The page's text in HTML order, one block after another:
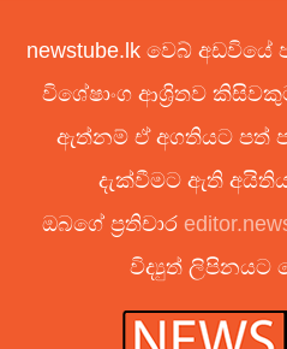
newstube.lk වෙබ්
විශේෂාංග ආශ්‍රිතව
ඇත්නම් ඒ අගතියට පත්
දැක්වීමට ඇති
ඔබගේ ප්‍රතිචාර
විද්‍යුත්